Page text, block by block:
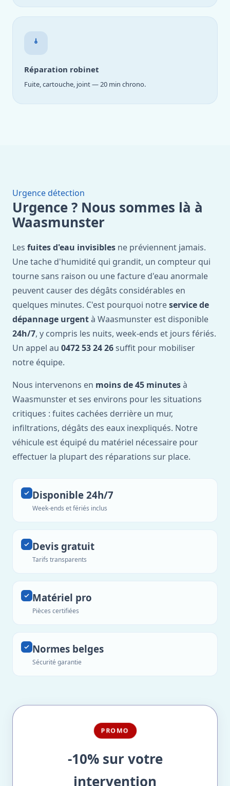
Réparation robinet
Fuite, cartouche, joint — 20 min chrono.
Urgence détection
Urgence ? Nous sommes là à
Waasmunster
Les fuites d'eau invisibles ne préviennent jamais.
Une tache d'humidité qui grandit, un compteur qui
tourne sans raison ou une facture d'eau anormale
peuvent causer des dégâts considérables en
quelques minutes. C'est pourquoi notreservice de
dépannage urgentà Waasmunster est disponible
24h/7, y compris les nuits, week-ends et jours fériés.
Un appel au 0472 53 24 26 suffit pour mobiliser
notre équipe.
Nous intervenons en moins de 45 minutesà
Waasmunster et ses environs pour les situations
critiques : fuites cachées derrière un mur,
infiltrations, dégâts des eaux inexpliqués. Notre
véhicule est équipé du matériel nécessaire pour
effectuer la plupart des réparations sur place.
Disponible 24h/7
Week-ends et fériés inclus
Devis gratuit
Tarifs transparents
Matériel pro
Pièces certifiées
Normes belges
Sécurité garantie
PROMO
-10% sur votre
intervention